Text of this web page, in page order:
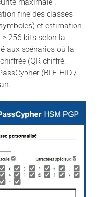
maximale :
fine des classes
et estimation
≥ 256 bits selon la
aux scénarios où la
(QR chiffré,
(BLE-HID /